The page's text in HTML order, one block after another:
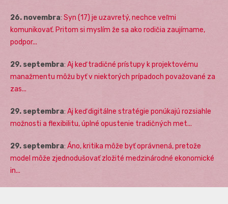
26. novembra: Syn (17) je uzavretý, nechce veľmi
komunikovať. Pritom si myslím že sa ako rodičia zaujímame,
podpor...
29. septembra: Aj keď tradičné prístupy k projektovému
manažmentu môžu byť v niektorých prípadoch považované za
zas...
29. septembra: Aj keď digitálne stratégie ponúkajú rozsiahle
možnosti a flexibilitu, úplné opustenie tradičných met...
29. septembra: Áno, kritika môže byť oprávnená, pretože
model môže zjednodušovať zložité medzinárodné ekonomické
in...